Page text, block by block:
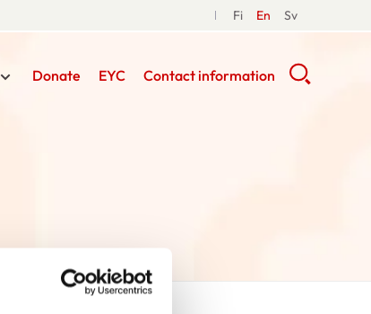
Fi En Sv
Donate EYC Contact information